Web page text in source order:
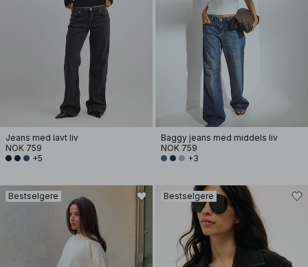
Jeans med lavt liv
NOK 759
+5
Baggy jeans med middels liv
NOK 759
+3
Bestselgere Bestselgere